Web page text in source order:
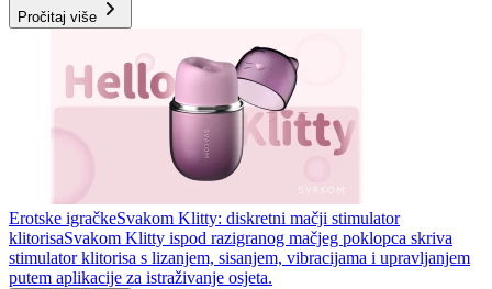
Pročitaj više
Erotske igračkeSvakom Klitty: diskretni mačji stimulator
klitorisaSvakom Klitty ispod razigranog mačjeg poklopca skriva
stimulator klitorisa s lizanjem, sisanjem, vibracijama i upravljanjem
putem aplikacije za istraživanje osjeta.